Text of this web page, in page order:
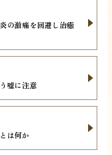
の激痛を回避し治癒
嘘に注意
は何か